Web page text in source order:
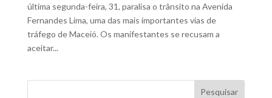
última segunda-feira, 31, paralisa o trânsito na Avenida
Fernandes Lima, uma das mais importantes vias de
tráfego de Maceió. Os manifestantes se recusam a
aceitar...
Pesquisar